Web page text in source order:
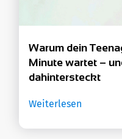
Warum dein
Minute wartet –
dahintersteckt
Weiterlesen